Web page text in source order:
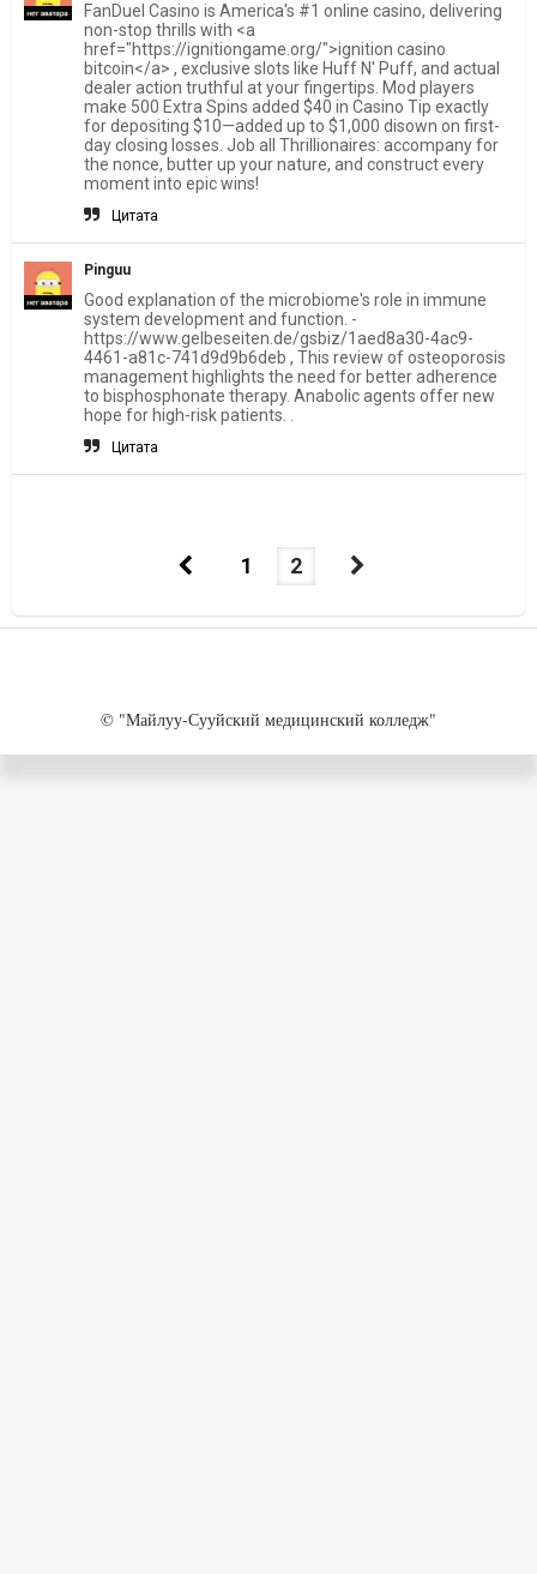
FanDuel Casino is America's #1 online casino, delivering
non-stop thrills with <a
href="https://ignitiongame.org/">ignition casino
bitcoin</a> , exclusive slots like Huff N' Puff, and actual
dealer action truthful at your fingertips. Mod players
make 500 Extra Spins added $40 in Casino Tip exactly
for depositing $10—added up to $1,000 disown on first-
day closing losses. Job all Thrillionaires: accompany for
the nonce, butter up your nature, and construct every
moment into epic wins!
Цитата
Pinguu
Good explanation of the microbiome's role in immune
system development and function. -
https://www.gelbeseiten.de/gsbiz/1aed8a30-4ac9-
4461-a81c-741d9d9b6deb , This review of osteoporosis
management highlights the need for better adherence
to bisphosphonate therapy. Anabolic agents offer new
hope for high-risk patients. .
Цитата
1 2
© "Майлуу-Сууйский медицинский колледж"